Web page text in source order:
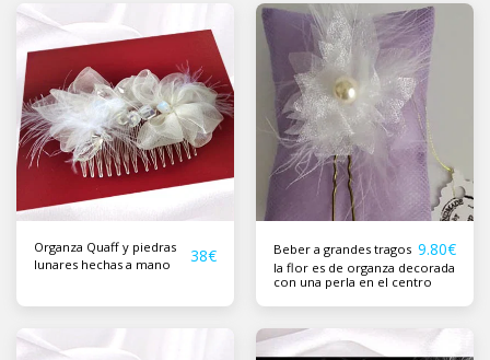
Organza Quaff y piedras
lunares hechas a mano
38€ Beber a grandes tragos 9.80€
la flor es de organza decorada
con una perla en el centro